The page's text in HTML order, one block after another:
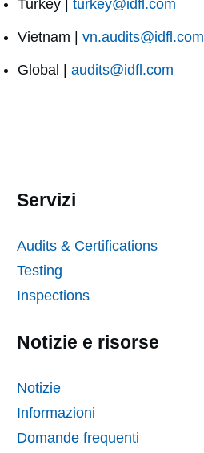
Turkey | turkey@idfl.com
Vietnam | vn.audits@idfl.com
Global | audits@idfl.com
Servizi
Audits & Certifications
Testing
Inspections
Notizie e risorse
Notizie
Informazioni
Domande frequenti